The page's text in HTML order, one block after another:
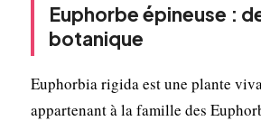
Euphorbe épineuse :
botanique
Euphorbia rigida est une plante
appartenant à la famille des